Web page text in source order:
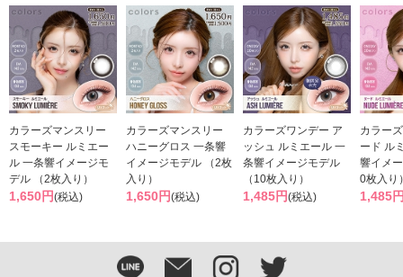
カラーズマンスリー
スモーキー ルミエー
ル 一条響イメージモ
デル （2枚入り）
1,650円(税込)
カラーズマンスリー
ハニーグロス 一条響
イメージモデル （2枚
入り）
1,650円(税込)
カラーズワンデー ア
ッシュ ルミエール 一
条響イメージモデル
（10枚入り）
1,485円(税込)
カラー
ード ル
響イメ
0枚入り
1,485